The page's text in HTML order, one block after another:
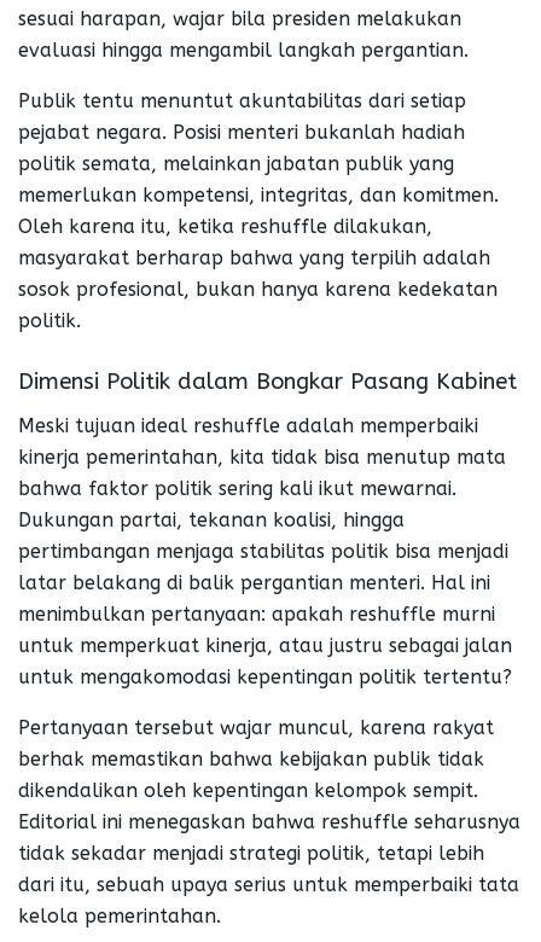
sesuai harapan, wajar bila presiden melakukan
evaluasi hingga mengambil langkah pergantian.
Publik tentu menuntut akuntabilitas dari setiap
pejabat negara. Posisi menteri bukanlah hadiah
politik semata, melainkan jabatan publik yang
memerlukan kompetensi, integritas, dan komitmen.
Oleh karena itu, ketika reshuffle dilakukan,
masyarakat berharap bahwa yang terpilih adalah
sosok profesional, bukan hanya karena kedekatan
politik.
Dimensi Politik dalam Bongkar Pasang Kabinet
Meski tujuan ideal reshuffle adalah memperbaiki
kinerja pemerintahan, kita tidak bisa menutup mata
bahwa faktor politik sering kali ikut mewarnai.
Dukungan partai, tekanan koalisi, hingga
pertimbangan menjaga stabilitas politik bisa menjadi
latar belakang di balik pergantian menteri. Hal ini
menimbulkan pertanyaan: apakah reshuffle murni
untuk memperkuat kinerja, atau justru sebagai jalan
untuk mengakomodasi kepentingan politik tertentu?
Pertanyaan tersebut wajar muncul, karena rakyat
berhak memastikan bahwa kebijakan publik tidak
dikendalikan oleh kepentingan kelompok sempit.
Editorial ini menegaskan bahwa reshuffle seharusnya
tidak sekadar menjadi strategi politik, tetapi lebih
dari itu, sebuah upaya serius untuk memperbaiki tata
kelola pemerintahan.